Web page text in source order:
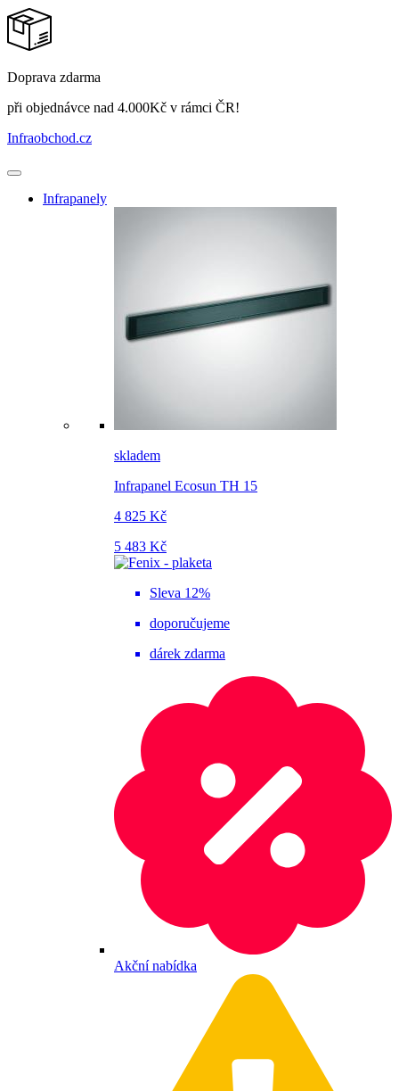
Doprava zdarma
při objednávce nad 4.000Kč v rámci ČR!
Infraobchod.cz
Infrapanely
skladem
Infrapanel Ecosun TH 15
4 825 Kč
5 483 Kč
Sleva 12%
doporučujeme
dárek zdarma
Akční nabídka